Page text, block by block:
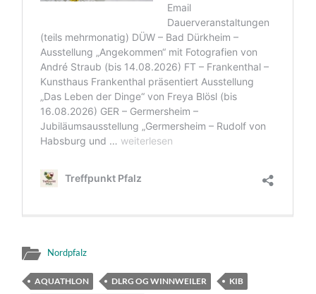
Nordpfalz
AQUATHLON DLRG OG WINNWEILER
KIB